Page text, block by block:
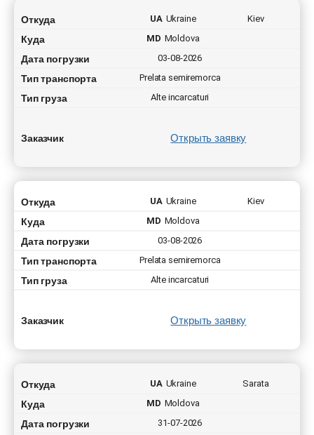
Откуда UA Ukraine Kiev
Куда MD Moldova
Дата погрузки 03-08-2026
Тип транспорта Prelata semiremorca
Тип груза Alte incarcaturi
Заказчик Открыть заявку
Откуда UA Ukraine Kiev
Куда MD Moldova
Дата погрузки 03-08-2026
Тип транспорта Prelata semiremorca
Тип груза Alte incarcaturi
Заказчик Открыть заявку
Откуда UA Ukraine Sarata
Куда MD Moldova
Дата погрузки 31-07-2026